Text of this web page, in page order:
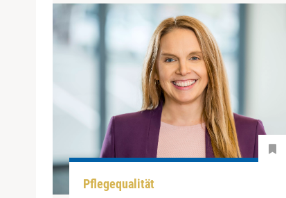
Pflegequalität